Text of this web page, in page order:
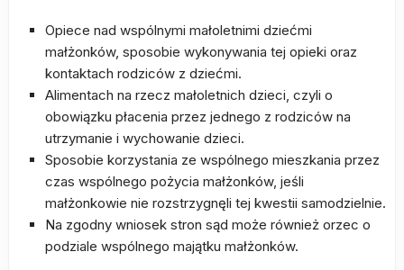
Opiece nad wspólnymi małoletnimi dziećmi
małżonków, sposobie wykonywania tej opieki oraz
kontaktach rodziców z dziećmi.
Alimentach na rzecz małoletnich dzieci, czyli o
obowiązku płacenia przez jednego z rodziców na
utrzymanie i wychowanie dzieci.
Sposobie korzystania ze wspólnego mieszkania przez
czas wspólnego pożycia małżonków, jeśli
małżonkowie nie rozstrzygnęli tej kwestii samodzielnie.
Na zgodny wniosek stron sąd może również orzec o
podziale wspólnego majątku małżonków.